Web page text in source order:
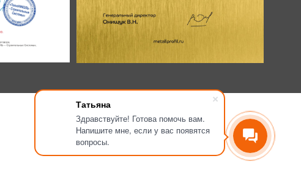
Татьяна
Здравствуйте! Готова помочь вам.
Напишите мне, если у вас появятся
вопросы.